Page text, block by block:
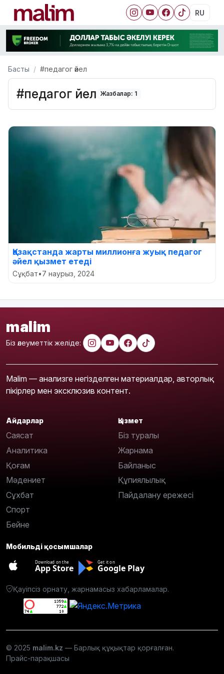
RU
Басты #педагог әйел
#педагог әйел Жазбалар: 1
Қазақстанда жарты миллионға жуық педагог
әйел қызмет етеді
Сұқбат•7 наурыз, 2024
malim
Біз әлеуметтік желіде:
Malim — анализге негізделген материалдар, авторлық
пікірлер мен эксклюзив контент.
Айдарлар
Саясат
Аналитика
Қоғам
Мәдениет
Сұхбат
Спорт
Бейне
Қызмет
Біз туралы
Жарнама
Байланыс
Құпиялылық
Пайдалану ережесі
Мобильді қосымшалар
Download on the
App Store
Get it on
Google Play
Қауіпсіз орнату, жарнамасыз хабарламалар.
© 2025 malim.kz — Барлық құқықтар қорғалған.
Прайс-парақшасы